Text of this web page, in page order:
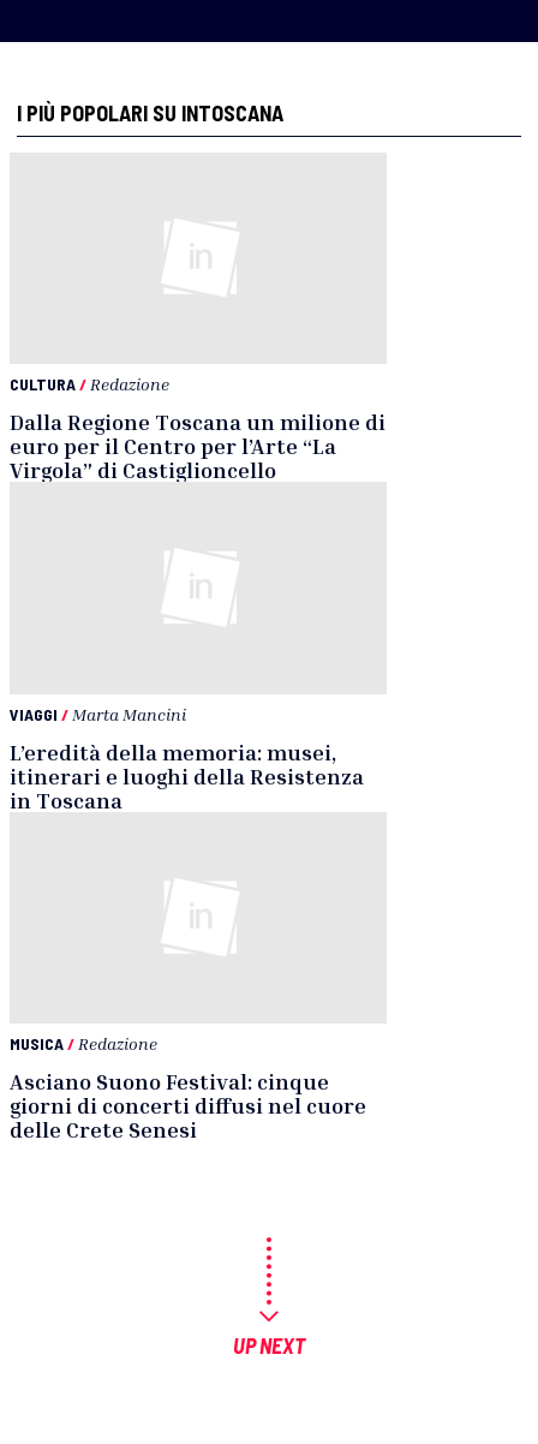
I PIÙ POPOLARI SU INTOSCANA
CULTURA/ Redazione
Dalla Regione Toscana un milione di
euro per il Centro per l’Arte “La
Virgola” di Castiglioncello
VIAGGI / Marta Mancini
L’eredità della memoria: musei,
itinerari e luoghi della Resistenza
in Toscana
MUSICA/ Redazione
Asciano Suono Festival: cinque
giorni di concerti diffusi nel cuore
delle Crete Senesi
UP NEXT